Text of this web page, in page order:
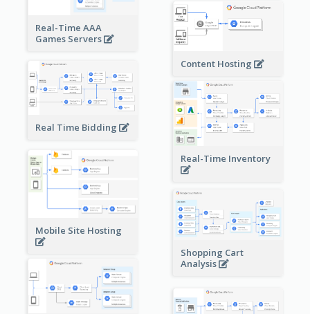
Real-Time AAA
Games Servers
Content Hosting
Real Time Bidding
Real-Time Inventory
Mobile Site Hosting
Shopping Cart
Analysis